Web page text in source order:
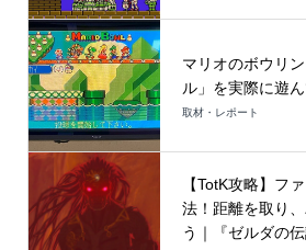
マリオのボウリ
ル」を実際に遊
取材・レポート
【TotK攻略】フ
法！距離を取り
う｜『ゼルダの